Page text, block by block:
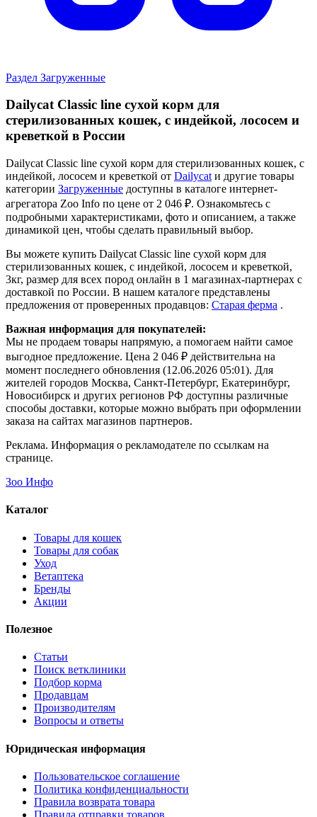
Раздел Загруженные
Dailycat Classic line сухой корм для
стерилизованных кошек, с индейкой, лососем и
креветкой в России
Dailycat Classic line сухой корм для стерилизованных кошек, с
индейкой, лососем и креветкой от Dailycat и другие товары
категории Загруженные доступны в каталоге интернет-
агрегатора Zoo Info по цене от 2 046 ₽. Ознакомьтесь с
подробными характеристиками, фото и описанием, а также
динамикой цен, чтобы сделать правильный выбор.
Вы можете купить Dailycat Classic line сухой корм для
стерилизованных кошек, с индейкой, лососем и креветкой,
3кг, размер для всех пород онлайн в 1 магазинах-партнерах с
доставкой по России. В нашем каталоге представлены
предложения от проверенных продавцов: Старая ферма .
Важная информация для покупателей:
Мы не продаем товары напрямую, а помогаем найти самое
выгодное предложение. Цена 2 046 ₽ действительна на
момент последнего обновления (12.06.2026 05:01). Для
жителей городов Москва, Санкт-Петербург, Екатеринбург,
Новосибирск и других регионов РФ доступны различные
способы доставки, которые можно выбрать при оформлении
заказа на сайтах магазинов партнеров.
Реклама. Информация о рекламодателе по ссылкам на
странице.
Зоо Инфо
Каталог
Товары для кошек
Товары для собак
Уход
Ветаптека
Бренды
Акции
Полезное
Статьи
Поиск ветклиники
Подбор корма
Продавцам
Производителям
Вопросы и ответы
Юридическая информация
Пользовательское соглашение
Политика конфиденциальности
Правила возврата товара
Правила отправки товаров